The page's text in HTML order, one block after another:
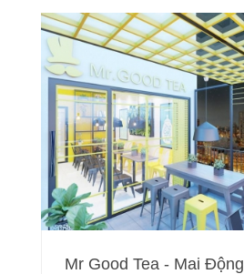
Mr Good Tea - Mai Động